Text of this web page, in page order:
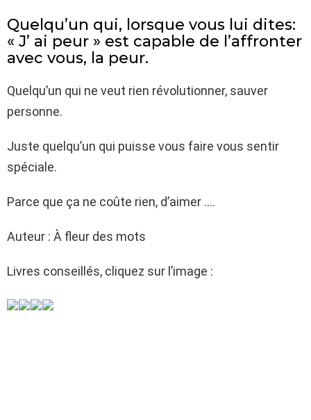
Quelqu’un qui, lorsque vous lui dites:
« J’ ai peur » est capable de l’affronter
avec vous, la peur.
Quelqu’un qui ne veut rien révolutionner, sauver
personne.
Juste quelqu’un qui puisse vous faire vous sentir
spéciale.
Parce que ça ne coûte rien, d’aimer ….
Auteur : À fleur des mots
Livres conseillés, cliquez sur l’image :